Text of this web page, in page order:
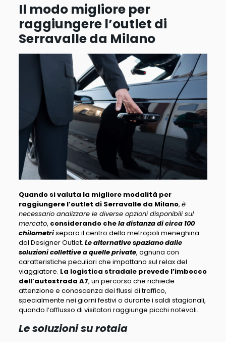
Il modo migliore per
raggiungere l’outlet di
Serravalle da Milano
Quando si valuta la migliore modalità per
raggiungere l’outlet di Serravalle da Milano, è
necessario analizzare le diverse opzioni disponibili sul
mercato, considerando chela distanza di circa 100
chilometrisepara il centro della metropoli meneghina
dal Designer Outlet. Le alternative spaziano dalle
soluzioni collettive a quelle private, ognuna con
caratteristiche peculiari che impattano sul relax del
viaggiatore. La logistica stradale prevede l’imbocco
dell’autostrada A7, un percorso che richiede
attenzione e conoscenza dei flussi di traffico,
specialmente nei giorni festivi o durante i saldi stagionali,
quando l’afflusso di visitatori raggiunge picchi notevoli.
Le soluzioni su rotaia